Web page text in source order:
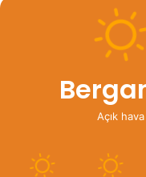
Açık hava